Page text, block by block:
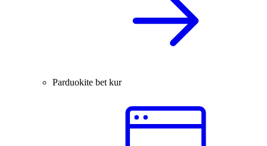
Parduokite bet kur